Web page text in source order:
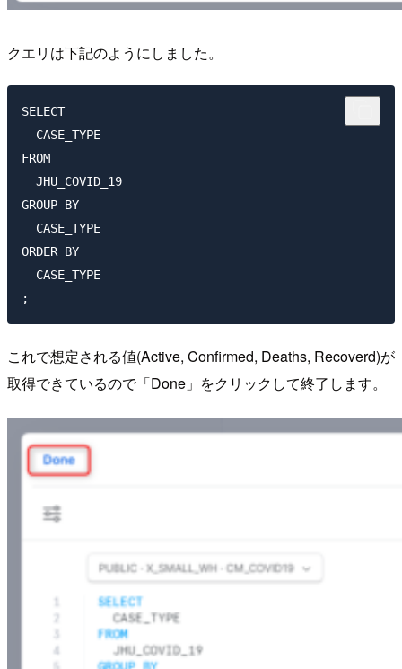
クエリは下記のようにしました。
SELECT
  CASE_TYPE
FROM
  JHU_COVID_19
GROUP BY
  CASE_TYPE
ORDER BY
  CASE_TYPE
これで想定される値(Active, Confirmed, Deaths, Recoverd)が
取得できているので「Done」をクリックして終了します。